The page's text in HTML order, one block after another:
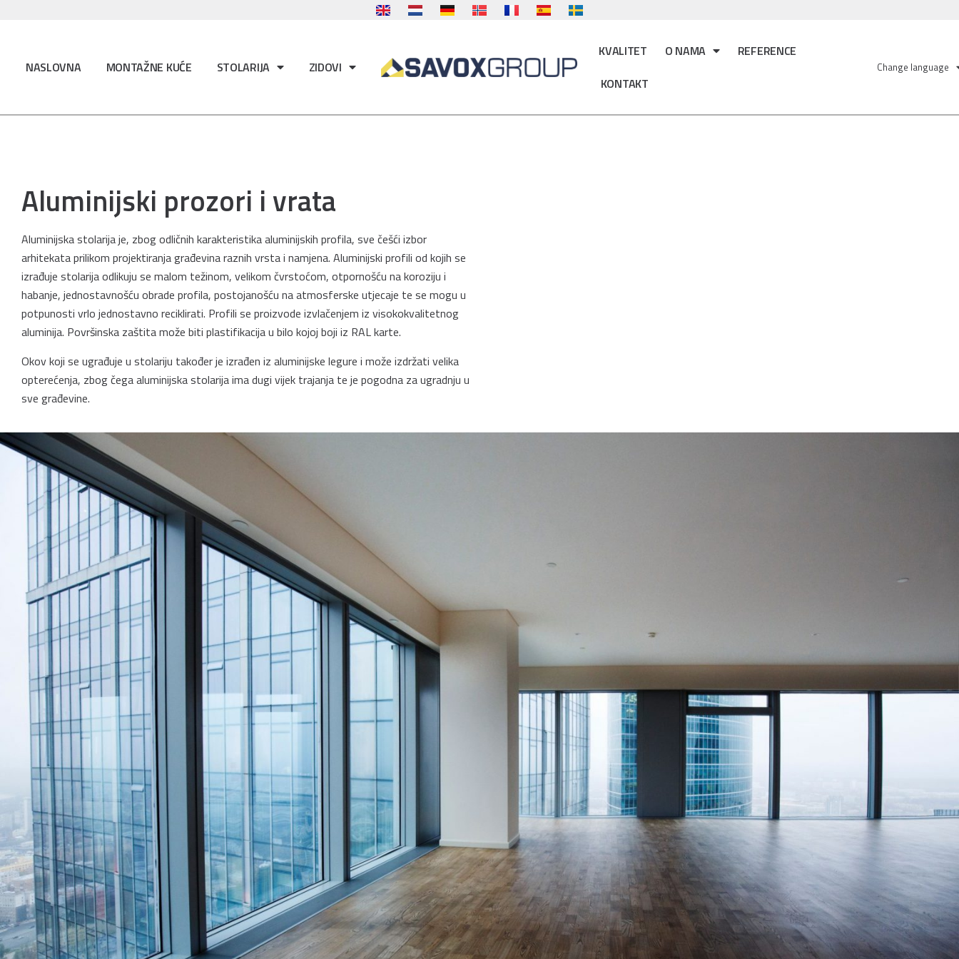
NASLOVNA MONTAŽNE KUĆE STOLARIJA ZIDOVI
KVALITET O NAMA
REFERENCE
KONTAKT
Change language
Aluminijski prozori i vrata
Aluminijska stolarija je, zbog odličnih karakteristika aluminijskih profila, sve češći izbor
arhitekata prilikom projektiranja građevina raznih vrsta i namjena. Aluminijski profili od kojih se
izrađuje stolarija odlikuju se malom težinom, velikom čvrstoćom, otpornošću na koroziju i
habanje, jednostavnošću obrade profila, postojanošću na atmosferske utjecaje te se mogu u
potpunosti vrlo jednostavno reciklirati. Profili se proizvode izvlačenjem iz visokokvalitetnog
aluminija. Površinska zaštita može biti plastifikacija u bilo kojoj boji iz RAL karte.
Okov koji se ugrađuje u stolariju također je izrađen iz aluminijske legure i može izdržati velika
opterećenja, zbog čega aluminijska stolarija ima dugi vijek trajanja te je pogodna za ugradnju u
sve građevine.